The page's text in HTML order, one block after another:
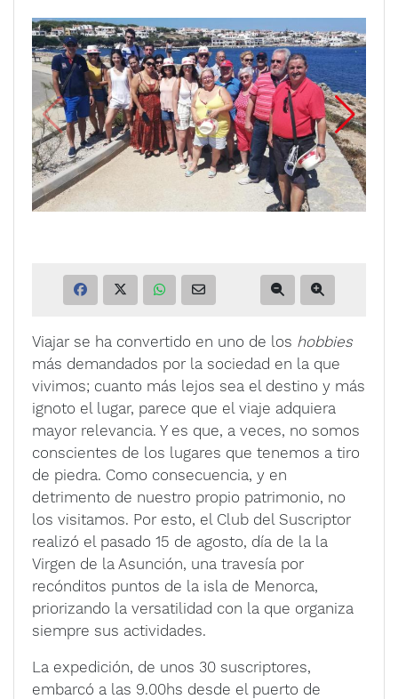
Viajar se ha convertido en uno de los hobbies
más demandados por la sociedad en la que
vivimos; cuanto más lejos sea el destino y más
ignoto el lugar, parece que el viaje adquiera
mayor relevancia. Y es que, a veces, no somos
conscientes de los lugares que tenemos a tiro
de piedra. Como consecuencia, y en
detrimento de nuestro propio patrimonio, no
los visitamos. Por esto, el Club del Suscriptor
realizó el pasado 15 de agosto, día de la la
Virgen de la Asunción, una travesía por
recónditos puntos de la isla de Menorca,
priorizando la versatilidad con la que organiza
siempre sus actividades.
La expedición, de unos 30 suscriptores,
embarcó a las 9.00hs desde el puerto de